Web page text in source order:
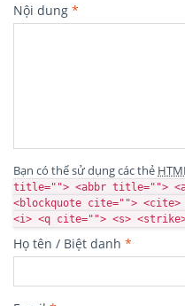
Nội dung *
Bạn có thể sử dụng các thẻ
title=""> <abbr title="">
<blockquote cite=""> <cite>
<i> <q cite=""> <s>
Họ tên / Biệt danh *